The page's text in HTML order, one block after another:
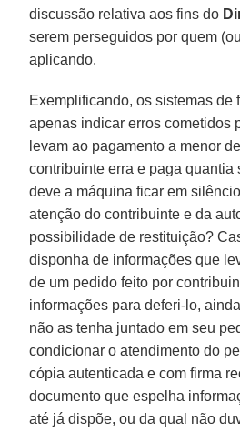
discussão relativa aos fins do
serem perseguidos por quem
aplicando.
Exemplificando, os sistemas de
apenas indicar erros cometidos
levam ao pagamento a menor
contribuinte erra e paga quantia
deve a máquina ficar em
atenção do contribuinte e da
possibilidade de restituição?
disponha de informações que
de um pedido feito por
informações para deferi-lo,
não as tenha juntado em seu
condicionar o atendimento do
cópia autenticada e com firma
documento que espelha
até já dispõe, ou da qual não